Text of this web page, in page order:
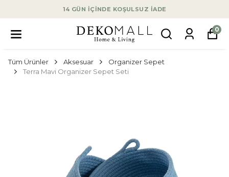
14 GÜN İÇİNDE KOŞULSUZ İADE
0
Tüm Ürünler Aksesuar
Organizer Sepet
Terra Mavi Organizer Sepet Seti